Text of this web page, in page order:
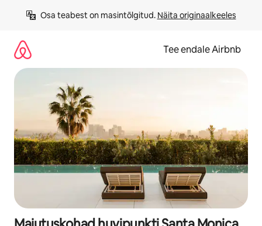
Osa teabest on masintõlgitud. Näita originaalkeeles
Tee endale Airbnb